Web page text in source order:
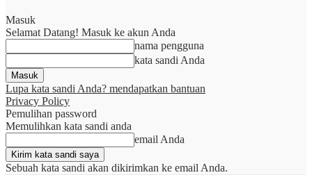
Masuk
Selamat Datang! Masuk ke akun Anda
nama pengguna
kata sandi Anda
Lupa kata sandi Anda? mendapatkan bantuan
Privacy Policy
Pemulihan password
Memulihkan kata sandi anda
email Anda
Sebuah kata sandi akan dikirimkan ke email Anda.